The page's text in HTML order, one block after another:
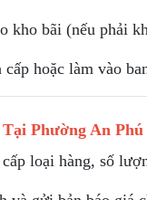
kho bãi (nếu phải
cấp hoặc làm vào
Phường An Phú
loại hàng, số